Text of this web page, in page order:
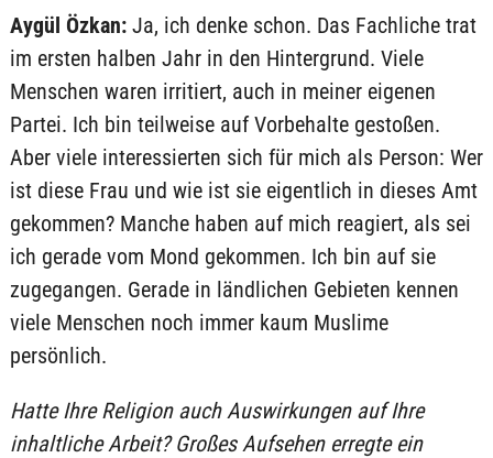
Aygül Özkan: Ja, ich denke schon. Das Fachliche trat
im ersten halben Jahr in den Hintergrund. Viele
Menschen waren irritiert, auch in meiner eigenen
Partei. Ich bin teilweise auf Vorbehalte gestoßen.
Aber viele interessierten sich für mich als Person: Wer
ist diese Frau und wie ist sie eigentlich in dieses Amt
gekommen? Manche haben auf mich reagiert, als sei
ich gerade vom Mond gekommen. Ich bin auf sie
zugegangen. Gerade in ländlichen Gebieten kennen
viele Menschen noch immer kaum Muslime
persönlich.
Hatte Ihre Religion auch Auswirkungen auf Ihre
inhaltliche Arbeit? Großes Aufsehen erregte ein